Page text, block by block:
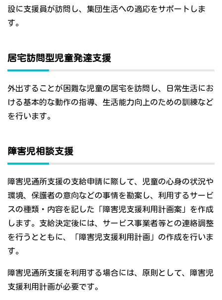
設に支援員が訪問し、集団生活への適応をサポートしま
す。
居宅訪問型児童発達支援
外出することが困難な児童の居宅を訪問し、日常生活にお
ける基本的な動作の指導、生活能力向上のための訓練など
を行います。
障害児相談支援
障害児通所支援の支給申請に際して、児童の心身の状況や
環境、保護者の意向などの事情を勘案し、利用するサービ
スの種類・内容を記した「障害児支援利用計画案」を作成
します。支給決定後には、サービス事業者等との連絡調整
を行うとともに、「障害児支援利用計画」の作成を行いま
す。
障害児通所支援を利用する場合には、原則として、障害児
支援利用計画が必要です。